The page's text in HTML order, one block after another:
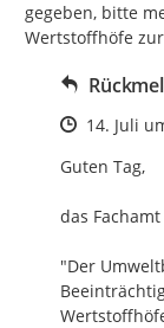
gegeben, bitte
Wertstoffhöfe
Zeitpunkt
14. Juli
Guten Tag,
das
"Der